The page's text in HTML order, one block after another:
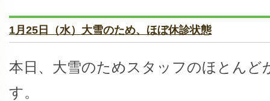
1月25日（水）大雪のため、ほぼ休診状態
本日、大雪のためスタッフのほとんど
す。